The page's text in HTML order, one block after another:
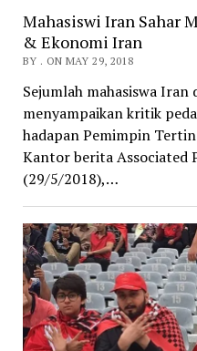
Mahasiswi Iran Sahar
& Ekonomi Iran
BY . ON MAY 29, 2018
Sejumlah mahasiswa Iran
menyampaikan kritik
hadapan Pemimpin
Kantor berita Associated
(29/5/2018),…